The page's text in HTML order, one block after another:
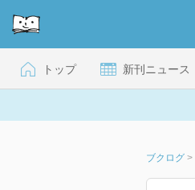
トップ 新刊ニュース
ブクログ >